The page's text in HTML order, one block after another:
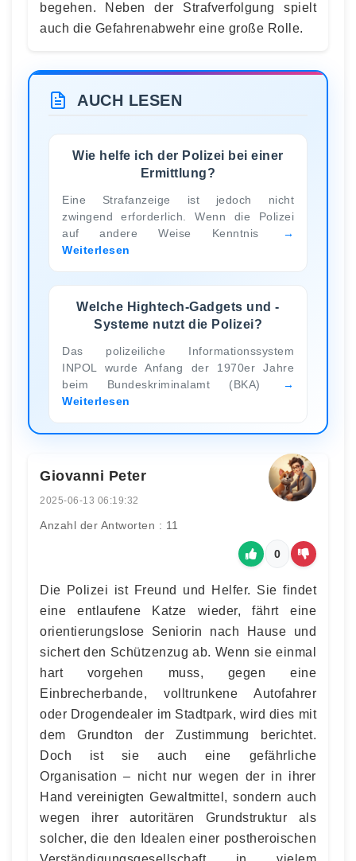
begehen. Neben der Strafverfolgung spielt
auch die Gefahrenabwehr eine große Rolle.
AUCH LESEN
Wie helfe ich der Polizei bei einer
Ermittlung?
Eine Strafanzeige ist jedoch nicht
zwingend erforderlich. Wenn die Polizei
auf andere Weise Kenntnis
Weiterlesen
Welche Hightech-Gadgets und -
Systeme nutzt die Polizei?
Das polizeiliche Informationssystem
INPOL wurde Anfang der 1970er Jahre
beim Bundeskriminalamt (BKA)
Weiterlesen
Giovanni Peter
2025-06-13 06:19:32
Anzahl der Antworten : 11
0
Die Polizei ist Freund und Helfer. Sie findet
eine entlaufene Katze wieder, fährt eine
orientierungslose Seniorin nach Hause und
sichert den Schützenzug ab. Wenn sie einmal
hart vorgehen muss, gegen eine
Einbrecherbande, volltrunkene Autofahrer
oder Drogendealer im Stadtpark, wird dies mit
dem Grundton der Zustimmung berichtet.
Doch ist sie auch eine gefährliche
Organisation – nicht nur wegen der in ihrer
Hand vereinigten Gewaltmittel, sondern auch
wegen ihrer autoritären Grundstruktur als
solcher, die den Idealen einer postheroischen